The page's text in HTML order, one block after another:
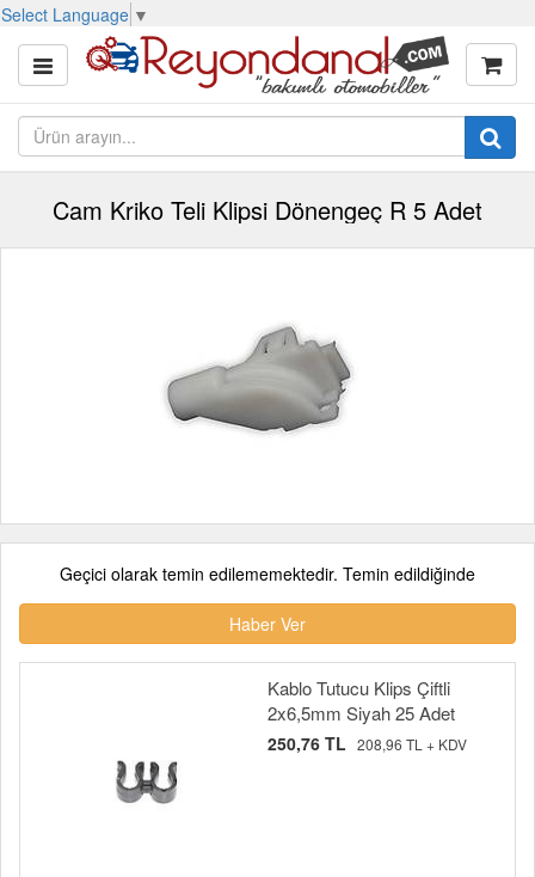
Select Language ▼
Cam Kriko Teli Klipsi Dönengeç R 5 Adet
Geçici olarak temin edilememektedir. Temin edildiğinde
Haber Ver
Kablo Tutucu Klips Çiftli
2x6,5mm Siyah 25 Adet
250,76 TL 208,96 TL + KDV